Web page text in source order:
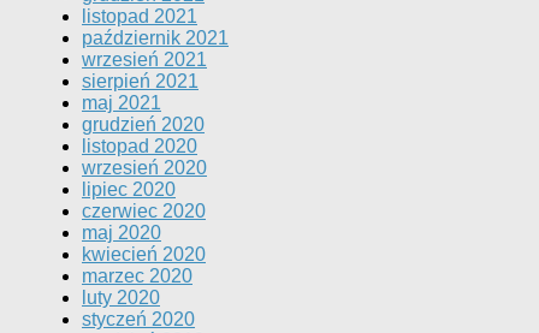
listopad 2021
październik 2021
wrzesień 2021
sierpień 2021
maj 2021
grudzień 2020
listopad 2020
wrzesień 2020
lipiec 2020
czerwiec 2020
maj 2020
kwiecień 2020
marzec 2020
luty 2020
styczeń 2020